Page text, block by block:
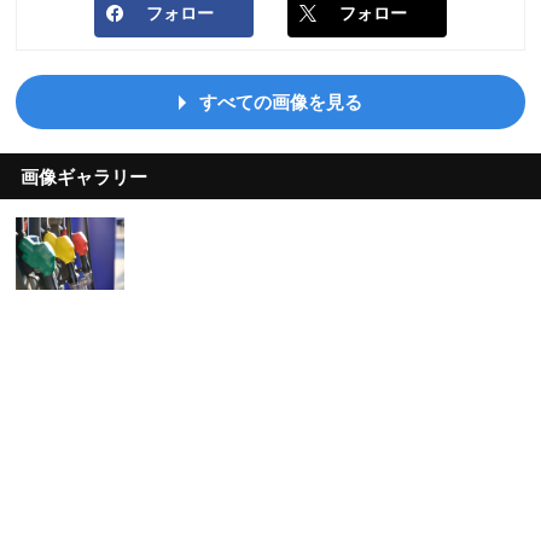
フォロー フォロー
すべての画像を見る
画像ギャラリー